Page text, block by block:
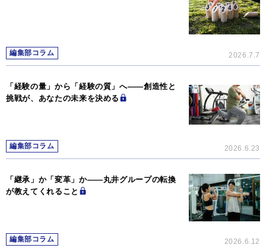
編集部コラム 2026.7.7
「経験の量」から「経験の質」へ――創造性と
挑戦が、あなたの未来を決める
編集部コラム 2026.6.23
「継承」か「変革」か―—丸井グループの転換
が教えてくれること
編集部コラム 2026.6.12